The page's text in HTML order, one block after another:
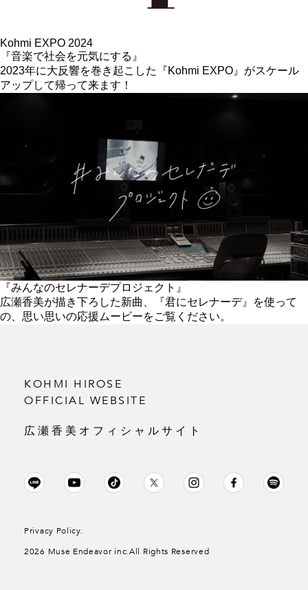
Kohmi EXPO 2024
『音楽で社会を元気にする』
2023年に大反響を巻き起こした『Kohmi EXPO』がスケール
アップして帰って来ます！
『みんなのセレナーデプロジェクト』
広瀬香美が描き下ろした新曲、『君にセレナーデ』を使って
の、思い思いの応援ムービーをご覧ください。
KOHMI HIROSE
OFFICIAL WEBSITE
広瀬香美オフィシャルサイト
Privacy Policy.
2026 Muse Endeavor inc.All Rights Reserved